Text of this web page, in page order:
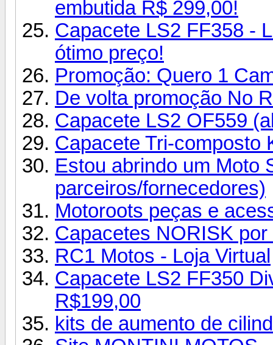
embutida R$ 299,00!
Capacete LS2 FF358 -
ótimo preço!
Promoção: Quero 1
De volta promoção No
Capacete LS2 OF559
Capacete Tri-composto
Estou abrindo um Moto
parceiros/fornecedores)
Motoroots peças e
Capacetes NORISK
RC1 Motos - Loja Virtual
Capacete LS2 FF350
R$199,00
kits de aumento de